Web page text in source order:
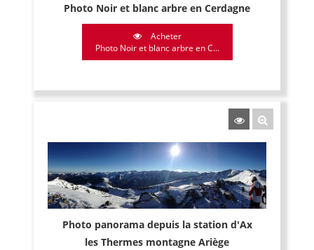
Photo Noir et blanc arbre en Cerdagne
Acheter
Photo Noir et blanc arbre en C...
Photo panorama depuis la station d'Ax
les Thermes montagne Ariège